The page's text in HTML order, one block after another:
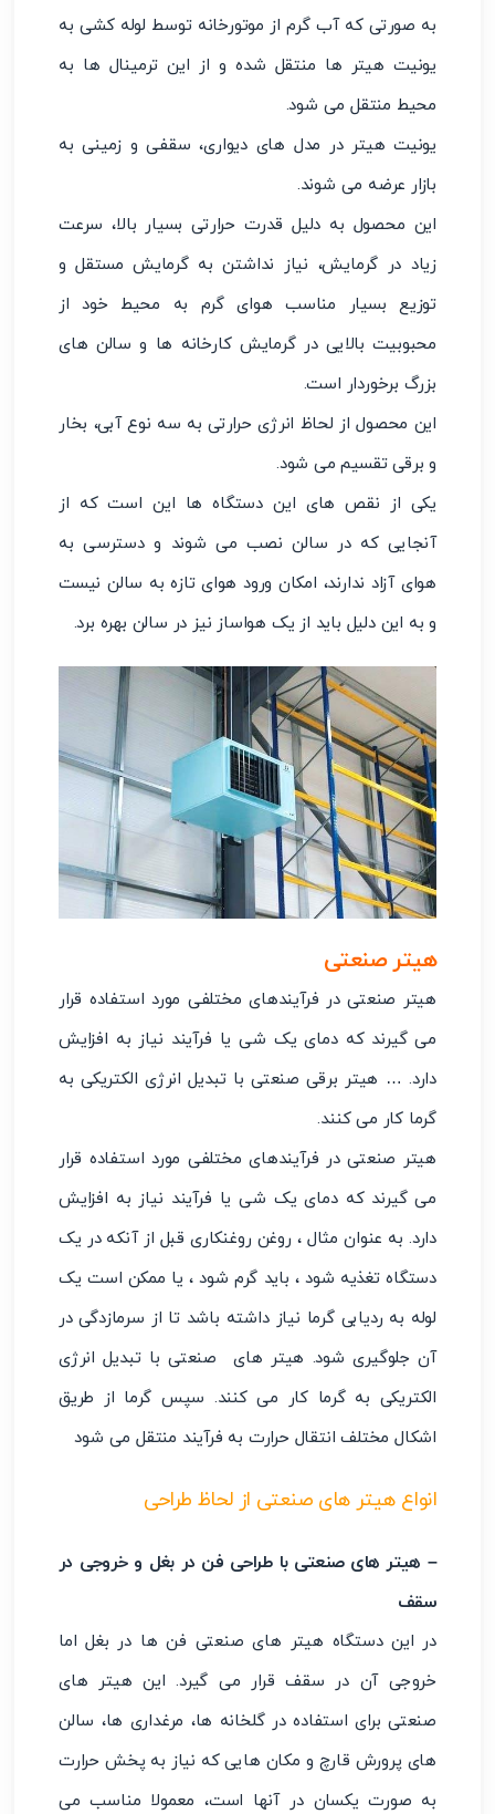
به صورتی که آب گرم از موتورخانه توسط لوله کشی به
یونیت هیتر ها منتقل شده و از این ترمینال ها به
محیط منتقل می شود.
یونیت هیتر در مدل های دیواری، سقفی و زمینی به
بازار عرضه می شوند.
این محصول به دلیل قدرت حرارتی بسیار بالا، سرعت
زیاد در گرمایش، نیاز نداشتن به گرمایش مستقل و
توزیع بسیار مناسب هوای گرم به محیط خود از
محبوبیت بالایی در گرمایش کارخانه ها و سالن های
بزرگ برخوردار است.
این محصول از لحاظ انرژی حرارتی به سه نوع آبی، بخار
و برقی تقسیم می شود.
یکی از نقص های این دستگاه ها این است که از
آنجایی که در سالن نصب می شوند و دسترسی به
هوای آزاد ندارند، امکان ورود هوای تازه به سالن نیست
و به این دلیل باید از یک هواساز نیز در سالن بهره برد.
هیتر صنعتی
هیتر صنعتی در فرآیندهای مختلفی مورد استفاده قرار
می گیرند که دمای یک شی یا فرآیند نیاز به افزایش
دارد. … هیتر برقی صنعتی با تبدیل انرژی الکتریکی به
گرما کار می کنند.
هیتر صنعتی در فرآیندهای مختلفی مورد استفاده قرار
می گیرند که دمای یک شی یا فرآیند نیاز به افزایش
دارد. به عنوان مثال ، روغن روغنکاری قبل از آنکه در یک
دستگاه تغذیه شود ، باید گرم شود ، یا ممکن است یک
لوله به ردیابی گرما نیاز داشته باشد تا از سرمازدگی در
آن جلوگیری شود. هیتر های صنعتی با تبدیل انرژی
الکتریکی به گرما کار می کنند. سپس گرما از طریق
اشکال مختلف انتقال حرارت به فرآیند منتقل می شود
انواع هیتر های صنعتی از لحاظ طراحی
– هیتر های صنعتی با طراحی فن در بغل و خروجی در
سقف
در این دستگاه هیتر های صنعتی فن ها در بغل اما
خروجی آن در سقف قرار می گیرد. این هیتر های
صنعتی برای استفاده در گلخانه ها، مرغداری ها، سالن
های پرورش قارچ و مکان هایی که نیاز به پخش حرارت
به صورت یکسان در آنها است، معمولا مناسب می